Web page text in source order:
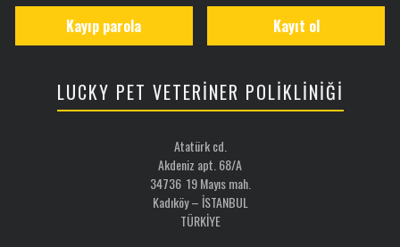
Kayıt ol
Kayıp parola
LUCKY PET VETERİNER POLİKLİNİĞİ
Atatürk cd.
Akdeniz apt. 68/A
34736 19 Mayıs mah.
Kadıköy – İSTANBUL
TÜRKİYE